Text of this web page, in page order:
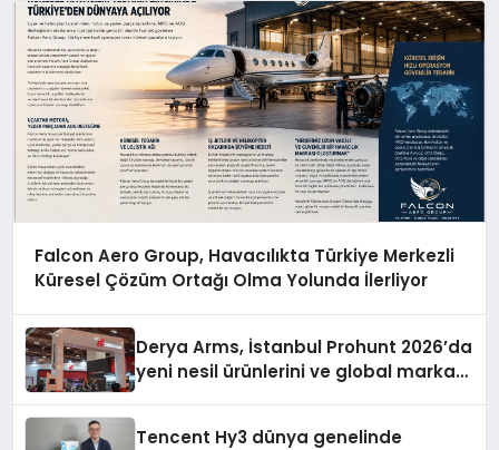
Falcon Aero Group, Havacılıkta Türkiye Merkezli
Küresel Çözüm Ortağı Olma Yolunda İlerliyor
Derya Arms, İstanbul Prohunt 2026’da
yeni nesil ürünlerini ve global marka
Tencent Hy3 dünya genelinde